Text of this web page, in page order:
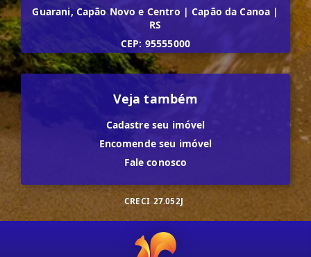
Guarani, Capão Novo e Centro | Capão da Canoa |
RS
CEP: 95555000
Veja também
Cadastre seu imóvel
Encomende seu imóvel
Fale conosco
CRECI 27.052J